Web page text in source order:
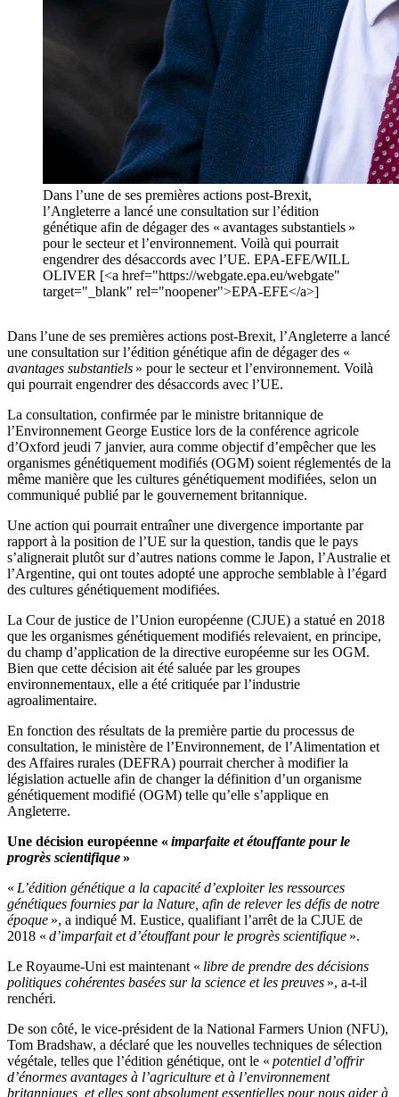
Dans l’une de ses premières actions post-Brexit,
l’Angleterre a lancé une consultation sur l’édition
génétique afin de dégager des « avantages substantiels »
pour le secteur et l’environnement. Voilà qui pourrait
engendrer des désaccords avec l’UE. EPA-EFE/WILL
OLIVER [<a href="https://webgate.epa.eu/webgate"
target="_blank" rel="noopener">EPA-EFE</a>]
Dans l’une de ses premières actions post-Brexit, l’Angleterre a lancé
une consultation sur l’édition génétique afin de dégager des «
avantages substantiels » pour le secteur et l’environnement. Voilà
qui pourrait engendrer des désaccords avec l’UE.
La consultation, confirmée par le ministre britannique de
l’Environnement George Eustice lors de la conférence agricole
d’Oxford jeudi 7 janvier, aura comme objectif d’empêcher que les
organismes génétiquement modifiés (OGM) soient réglementés de la
même manière que les cultures génétiquement modifiées, selon un
communiqué publié par le gouvernement britannique.
Une action qui pourrait entraîner une divergence importante par
rapport à la position de l’UE sur la question, tandis que le pays
s’alignerait plutôt sur d’autres nations comme le Japon, l’Australie et
l’Argentine, qui ont toutes adopté une approche semblable à l’égard
des cultures génétiquement modifiées.
La Cour de justice de l’Union européenne (CJUE) a statué en 2018
que les organismes génétiquement modifiés relevaient, en principe,
du champ d’application de la directive européenne sur les OGM.
Bien que cette décision ait été saluée par les groupes
environnementaux, elle a été critiquée par l’industrie
agroalimentaire.
En fonction des résultats de la première partie du processus de
consultation, le ministère de l’Environnement, de l’Alimentation et
des Affaires rurales (DEFRA) pourrait chercher à modifier la
législation actuelle afin de changer la définition d’un organisme
génétiquement modifié (OGM) telle qu’elle s’applique en
Angleterre.
Une décision européenne «imparfaite et étouffante pour le
progrès scientifique»
« L’édition génétique a la capacité d’exploiter les ressources
génétiques fournies par la Nature, afin de relever les défis de notre
époque », a indiqué M. Eustice, qualifiant l’arrêt de la CJUE de
2018 « d’imparfait et d’étouffant pour le progrès scientifique ».
Le Royaume-Uni est maintenant « libre de prendre des décisions
politiques cohérentes basées sur la science et les preuves », a-t-il
renchéri.
De son côté, le vice-président de la National Farmers Union (NFU),
Tom Bradshaw, a déclaré que les nouvelles techniques de sélection
végétale, telles que l’édition génétique, ont le « potentiel d’offrir
d’énormes avantages à l’agriculture et à l’environnement
britanniques, et elles sont absolument essentielles pour nous aider à